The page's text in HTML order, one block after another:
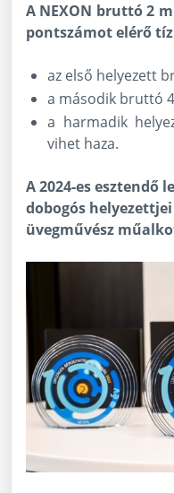
A NEXON bruttó 2
pontszámot elérő
az első helyezett
a második bruttó
a harmadik
vihet haza.
A 2024-es esztendő
dobogós
üvegművész